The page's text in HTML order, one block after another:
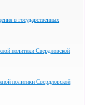
в государственных
политики Свердловской
политики Свердловской